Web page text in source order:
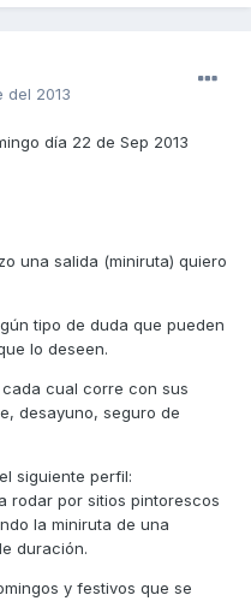
del 2013
día 22 de Sep 2013
una salida (miniruta) quiero
tipo de duda que pueden
lo deseen.
cual corre con sus
desayuno, seguro de
siguiente perfil:
rodar por sitios pintorescos
la miniruta de una
duración.
y festivos que se